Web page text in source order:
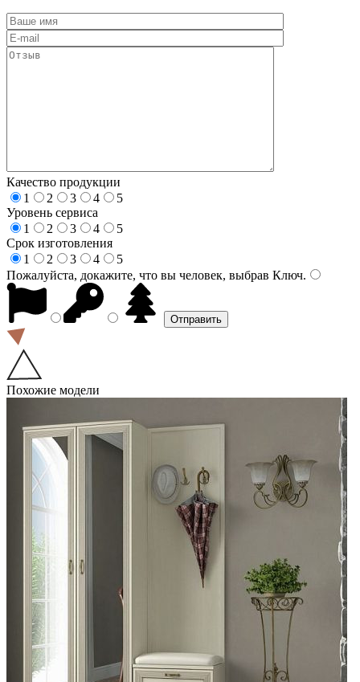
Качество продукции
1
2 3 4
5
Уровень сервиса
1
2 3 4
5
Срок изготовления
1
2 3 4
5
Пожалуйста, докажите, что вы человек, выбрав Ключ.
Похожие модели